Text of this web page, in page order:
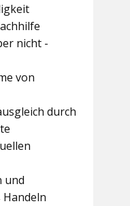
nicht -
von
durch
und